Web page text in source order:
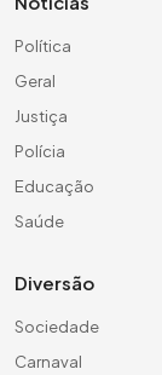
Política
Geral
Justiça
Polícia
Educação
Saúde
Diversão
Sociedade
Carnaval